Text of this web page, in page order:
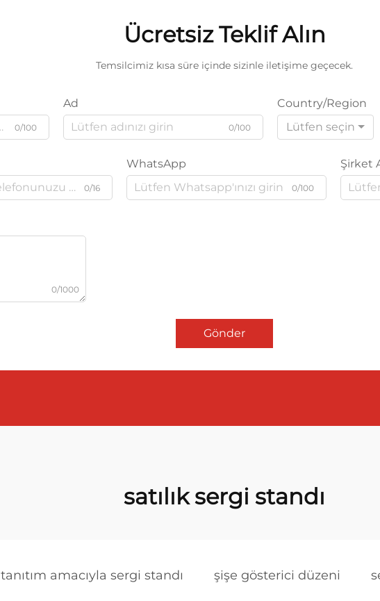
Ücretsiz Teklif Alın
Temsilcimiz kısa süre içinde sizinle iletişime geçecek.
0/100
Ad
0/100
Country/Region
Lütfen seçin
0/16
WhatsApp
0/100
Şirket
0/1000
Gönder
satılık sergi standı
tanıtım amacıyla sergi standı şişe gösterici düzeni